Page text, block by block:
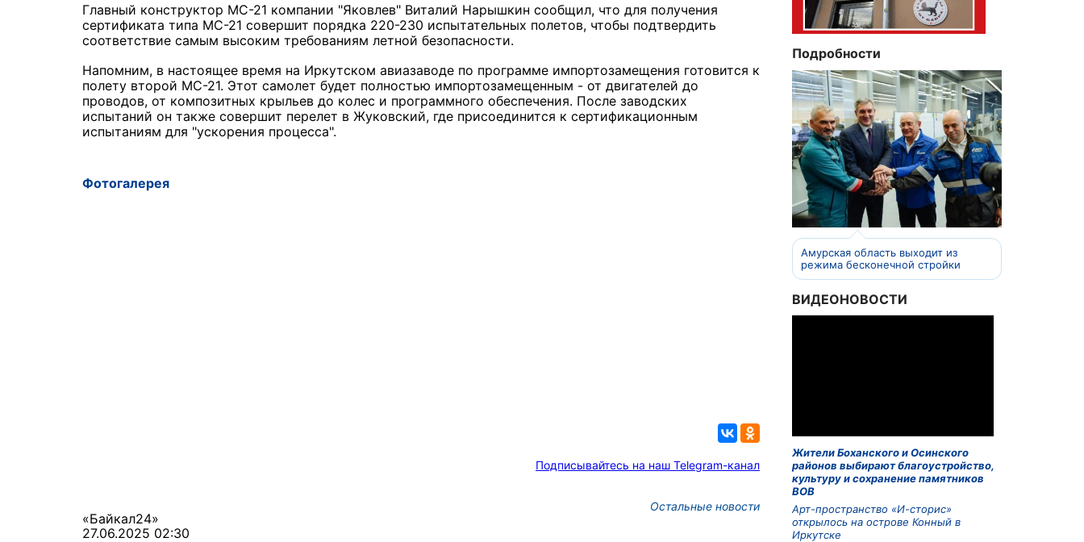
Главный конструктор МС-21 компании "Яковлев" Виталий Нарышкин сообщил, что для получения
сертификата типа МС-21 совершит порядка 220-230 испытательных полетов, чтобы подтвердить
соответствие самым высоким требованиям летной безопасности.
Напомним, в настоящее время на Иркутском авиазаводе по программе импортозамещения готовится к
полету второй МС-21. Этот самолет будет полностью импортозамещенным - от двигателей до
проводов, от композитных крыльев до колес и программного обеспечения. После заводских
испытаний он также совершит перелет в Жуковский, где присоединится к сертификационным
испытаниям для "ускорения процесса".
Фотогалерея
Подписывайтесь на наш Telegram-канал
Остальные новости
«Байкал24»
27.06.2025 02:30
Подробности
Амурская область выходит из
режима бесконечной стройки
ВИДЕОНОВОСТИ
Жители Боханского и Осинского
районов выбирают благоустройство,
культуру и сохранение памятников
ВОВ
Арт-пространство «И-сторис»
открылось на острове Конный в
Иркутске